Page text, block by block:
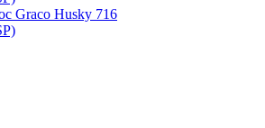
Graco Husky 716